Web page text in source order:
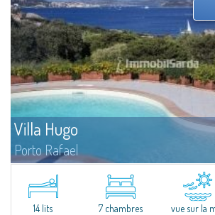
Villa Hugo
Porto Rafael
Dans la pittoresque Porto Rafael, se dresse cette
l'extraordinaire vue mer. Au cœur d'un merveilleux
Villa Hugo se...
14 lits 7 chambres vue sur la